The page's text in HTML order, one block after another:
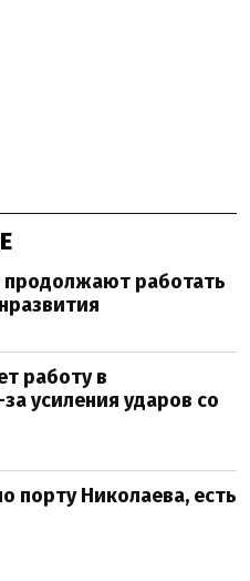
работать
работу в
усиления ударов со
порту Николаева, есть